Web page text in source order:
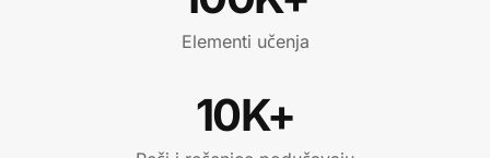
Elementi učenja
10K+